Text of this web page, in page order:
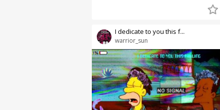
warrior_sun
I dedicate to you this f...